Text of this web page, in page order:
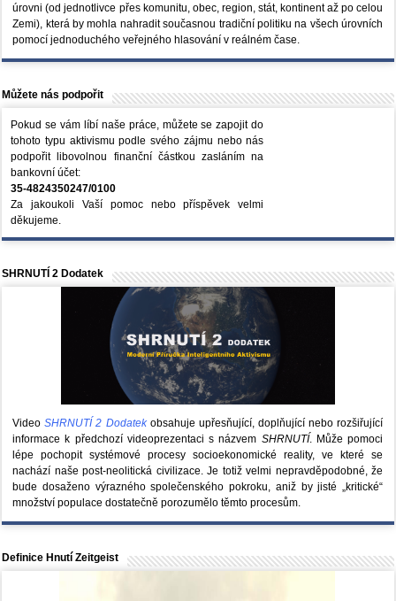
úrovni (od jednotlivce přes komunitu, obec, region, stát, kontinent až po celou
Zemi), která by mohla nahradit současnou tradiční politiku na všech úrovních
pomocí jednoduchého veřejného hlasování v reálném čase.
Můžete nás podpořit
Pokud se vám líbí naše práce, můžete se zapojit do
tohoto typu aktivismu podle svého zájmu nebo nás
podpořit libovolnou finanční částkou zasláním na
bankovní účet:
35-4824350247/0100
Za jakoukoli Vaší pomoc nebo příspěvek velmi
děkujeme.
SHRNUTÍ 2 Dodatek
VideoSHRNUTÍ 2 Dodatekobsahuje upřesňující, doplňující nebo rozšiřující
informace k předchozí videoprezentaci s názvem SHRNUTÍ. Může pomoci
lépe pochopit systémové procesy socioekonomické reality, ve které se
nachází naše post-neolitická civilizace. Je totiž velmi nepravděpodobné, že
bude dosaženo výrazného společenského pokroku, aniž by jisté „kritické“
množství populace dostatečně porozumělo těmto procesům.
Definice Hnutí Zeitgeist